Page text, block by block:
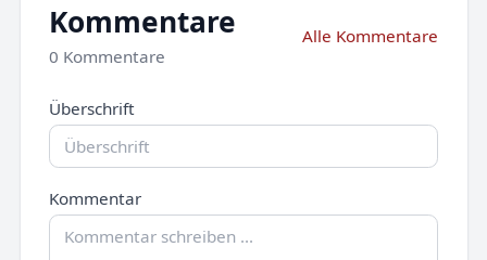
Kommentare
0 Kommentare
Alle Kommentare
Überschrift
Kommentar